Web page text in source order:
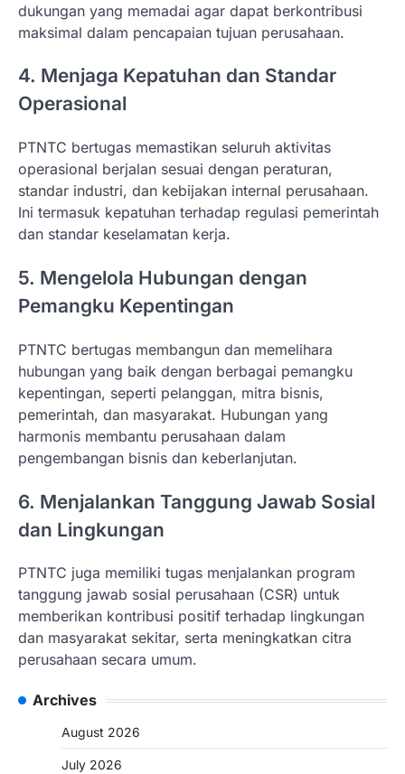
dukungan yang memadai agar dapat berkontribusi
maksimal dalam pencapaian tujuan perusahaan.
4. Menjaga Kepatuhan dan Standar
Operasional
PTNTC bertugas memastikan seluruh aktivitas
operasional berjalan sesuai dengan peraturan,
standar industri, dan kebijakan internal perusahaan.
Ini termasuk kepatuhan terhadap regulasi pemerintah
dan standar keselamatan kerja.
5. Mengelola Hubungan dengan
Pemangku Kepentingan
PTNTC bertugas membangun dan memelihara
hubungan yang baik dengan berbagai pemangku
kepentingan, seperti pelanggan, mitra bisnis,
pemerintah, dan masyarakat. Hubungan yang
harmonis membantu perusahaan dalam
pengembangan bisnis dan keberlanjutan.
6. Menjalankan Tanggung Jawab Sosial
dan Lingkungan
PTNTC juga memiliki tugas menjalankan program
tanggung jawab sosial perusahaan (CSR) untuk
memberikan kontribusi positif terhadap lingkungan
dan masyarakat sekitar, serta meningkatkan citra
perusahaan secara umum.
Archives
August 2026
July 2026